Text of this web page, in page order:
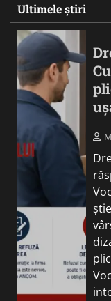
Ultimele știri